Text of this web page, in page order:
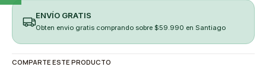
ENVÍO GRATIS
Obten envio gratis comprando sobre $59.990 en Santiago
COMPARTE ESTE PRODUCTO